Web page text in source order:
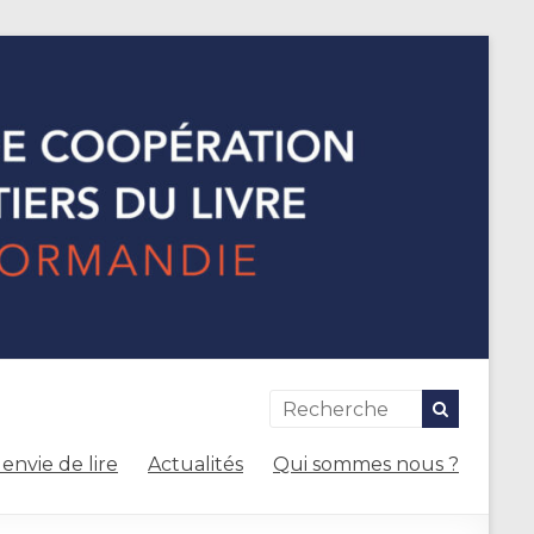
de lire Actualités Qui sommes nous ?